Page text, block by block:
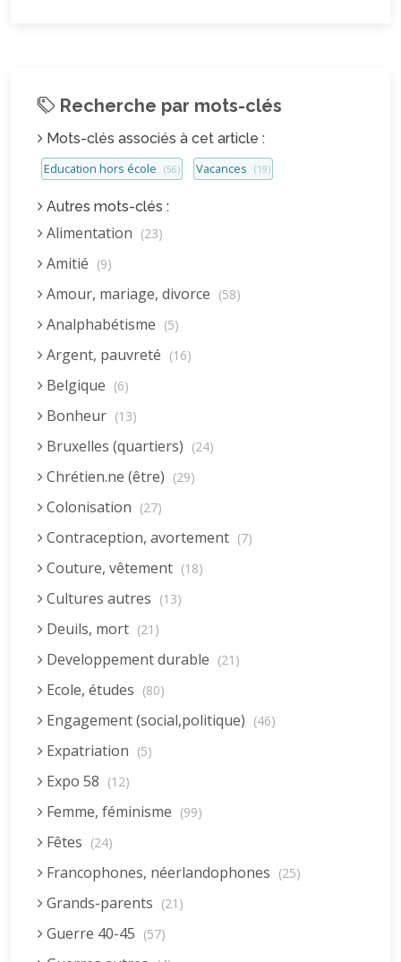
Recherche par mots-clés
Mots-clés associés à cet article :
Education hors école (56) Vacances (19)
Autres mots-clés :
Alimentation (23)
Amitié (9)
Amour, mariage, divorce (58)
Analphabétisme (5)
Argent, pauvreté (16)
Belgique (6)
Bonheur (13)
Bruxelles (quartiers) (24)
Chrétien.ne (être) (29)
Colonisation (27)
Contraception, avortement (7)
Couture, vêtement (18)
Cultures autres (13)
Deuils, mort (21)
Developpement durable (21)
Ecole, études (80)
Engagement (social,politique) (46)
Expatriation (5)
Expo 58 (12)
Femme, féminisme (99)
Fêtes (24)
Francophones, néerlandophones (25)
Grands-parents (21)
Guerre 40-45 (57)